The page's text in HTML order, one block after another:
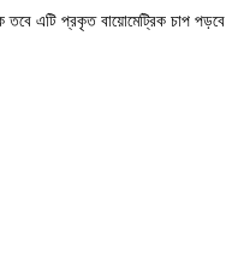
তবে এটি প্রকৃত বায়োমেট্রিক চাপ পড়বে